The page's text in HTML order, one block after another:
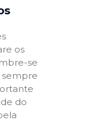
os
se
sempre
do